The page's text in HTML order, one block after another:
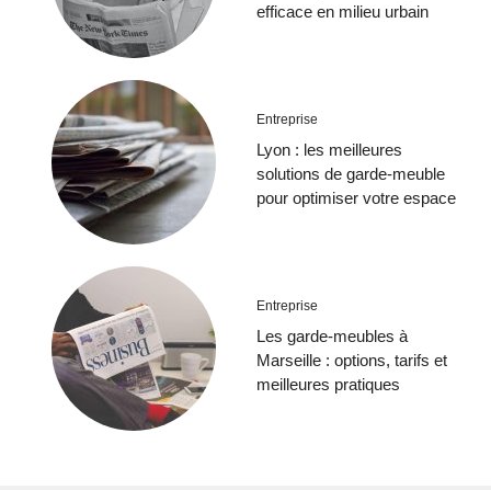
efficace en milieu urbain
Entreprise
Lyon : les meilleures
solutions de garde-meuble
pour optimiser votre espace
Entreprise
Les garde-meubles à
Marseille : options, tarifs et
meilleures pratiques